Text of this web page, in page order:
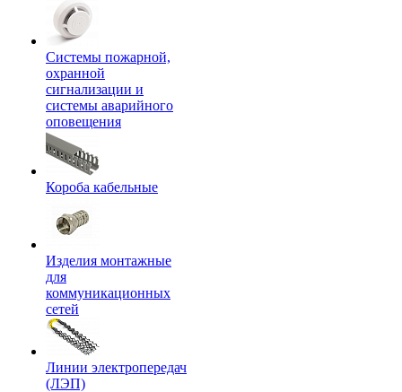
Системы пожарной,
охранной
сигнализации и
системы аварийного
оповещения
Короба кабельные
Изделия монтажные
для
коммуникационных
сетей
Линии электропередач
(ЛЭП)